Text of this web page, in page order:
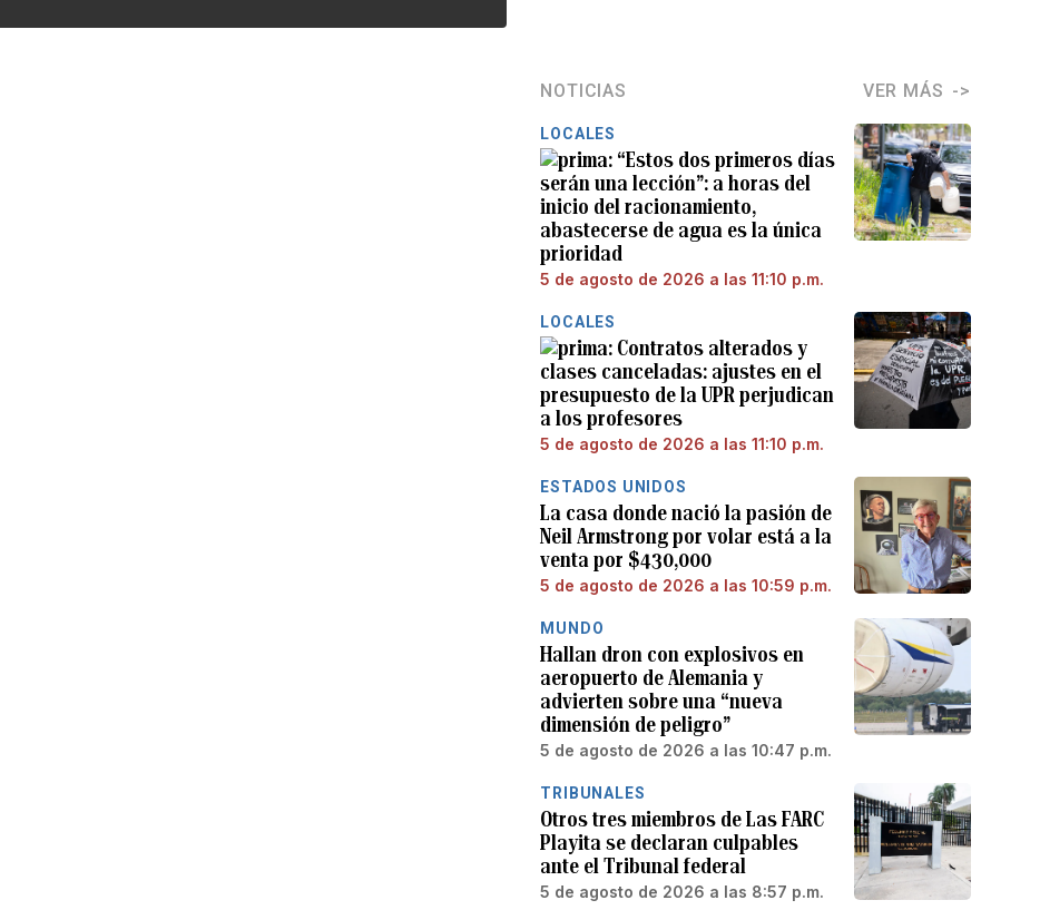
NOTICIAS VER MÁS
LOCALES
“Estos dos primeros días
serán una lección”: a horas del
inicio del racionamiento,
abastecerse de agua es la única
prioridad
5 de agosto de 2026 a las 11:10 p.m.
LOCALES
Contratos alterados y
clases canceladas: ajustes en el
presupuesto de la UPR perjudican
a los profesores
5 de agosto de 2026 a las 11:10 p.m.
ESTADOS UNIDOS
La casa donde nació la pasión de
Neil Armstrong por volar está a la
venta por $430,000
5 de agosto de 2026 a las 10:59 p.m.
MUNDO
Hallan dron con explosivos en
aeropuerto de Alemania y
advierten sobre una “nueva
dimensión de peligro”
5 de agosto de 2026 a las 10:47 p.m.
TRIBUNALES
Otros tres miembros de Las FARC
Playita se declaran culpables
ante el Tribunal federal
5 de agosto de 2026 a las 8:57 p.m.